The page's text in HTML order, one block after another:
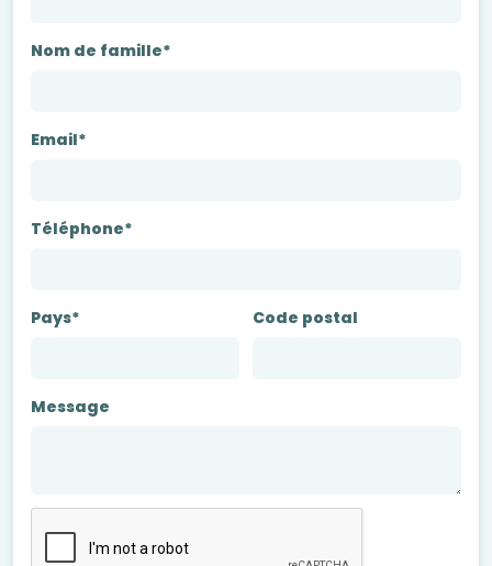
Nom de famille*
Email*
Téléphone*
Pays* Code postal
Message